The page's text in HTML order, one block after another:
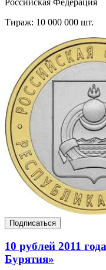
Тираж: 10 000 000 шт.
Подписаться
10 рублей 2011
Бурятия»